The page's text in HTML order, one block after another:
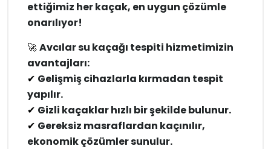
ettiğimiz her kaçak, en uygun çözümle
onarılıyor!
🚀Avcılar su kaçağı tespiti hizmetimizin
avantajları:
✔ Gelişmiş cihazlarla kırmadan tespit
yapılır.
✔ Gizli kaçaklar hızlı bir şekilde bulunur.
✔ Gereksiz masraflardan kaçınılır,
ekonomik çözümler sunulur.